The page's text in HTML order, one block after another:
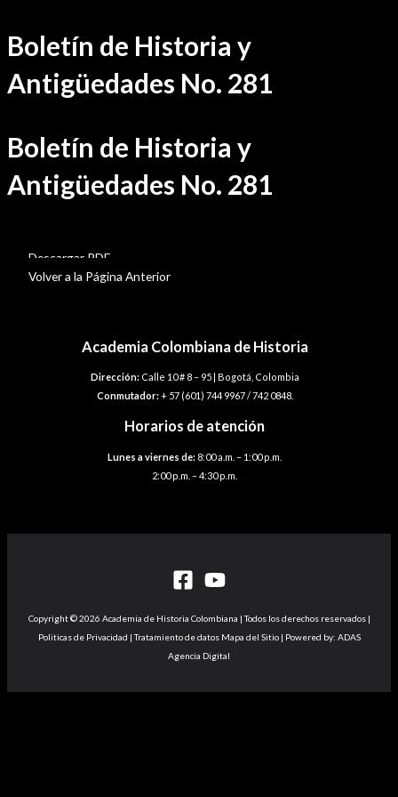
Ir
al
contenido
Boletín de Historia y
Antigüedades No. 281
Boletín de Historia y
Antigüedades No. 281
Descargar PDF
Volver a la Página Anterior
Academia Colombiana de Historia
Dirección:Calle 10 # 8 – 95 | Bogotá, Colombia
Conmutador:+ 57 (601) 744 9967 / 742 0848.
Horarios de atención
Lunes a viernes de: 8:00 a.m. – 1:00 p.m.
2:00 p.m. – 4:30 p.m.
Copyright © 2026 Academia de Historia Colombiana | Todos los derechos reservados |
Politicas de Privacidad | Tratamiento de datos Mapa del Sitio | Powered by: ADAS
Agencia Digital